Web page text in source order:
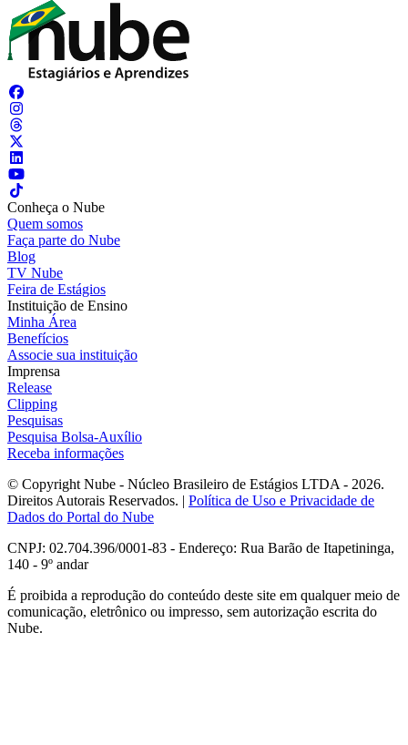
Conheça o Nube
Quem somos
Faça parte do Nube
Blog
TV Nube
Feira de Estágios
Instituição de Ensino
Minha Área
Benefícios
Associe sua instituição
Imprensa
Release
Clipping
Pesquisas
Pesquisa Bolsa-Auxílio
Receba informações
© Copyright Nube - Núcleo Brasileiro de Estágios LTDA - 2026.
Direitos Autorais Reservados. | Política de Uso e Privacidade de
Dados do Portal do Nube
CNPJ: 02.704.396/0001-83 - Endereço: Rua Barão de Itapetininga,
140 - 9º andar
É proibida a reprodução do conteúdo deste site em qualquer meio de
comunicação, eletrônico ou impresso, sem autorização escrita do
Nube.